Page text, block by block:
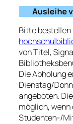
Ausleihe
Bitte bestellen
von Titel,
Die Abholung
Dienstag/
angeboten.
möglich, wenn
Studenten-/